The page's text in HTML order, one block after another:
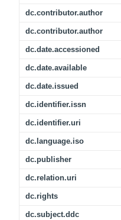
dc.contributor.author
dc.contributor.author
dc.date.accessioned
dc.date.available
dc.date.issued
dc.identifier.issn
dc.identifier.uri
dc.language.iso
dc.publisher
dc.relation.uri
dc.rights
dc.subject.ddc